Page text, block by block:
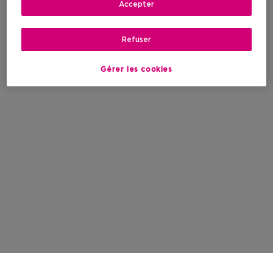
Gérer les cookies
Refuser
Accepter